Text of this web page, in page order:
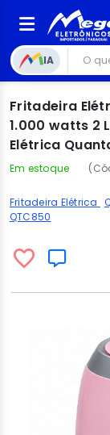
IA
Fritadeira
1.000 watts 2
Elétrica
Em estoque
Fritadeira Elétrica
QTC850